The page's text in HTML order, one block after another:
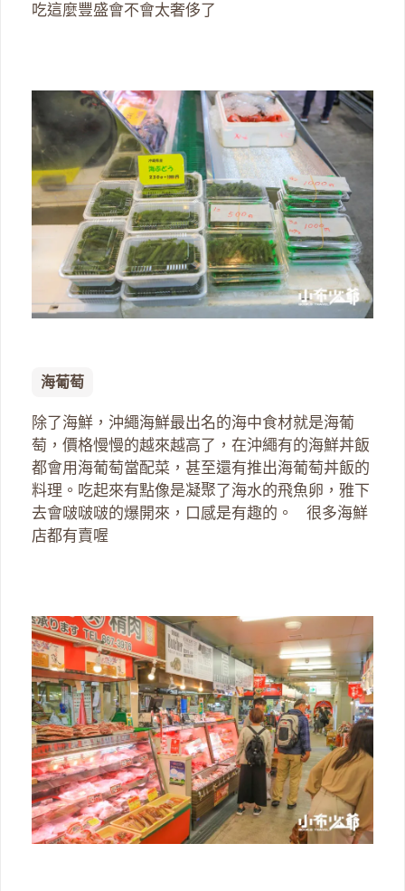
吃這麼豐盛會不會太奢侈了
海葡萄
除了海鮮，沖繩海鮮最出名的海中食材就是海葡
萄，價格慢慢的越來越高了，在沖繩有的海鮮丼飯
都會用海葡萄當配菜，甚至還有推出海葡萄丼飯的
料理。吃起來有點像是凝聚了海水的飛魚卵，雅下
去會啵啵啵的爆開來，口感是有趣的。 很多海鮮
店都有賣喔